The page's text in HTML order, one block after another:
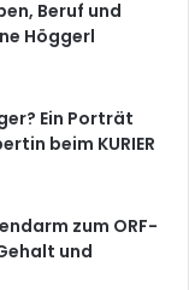
Beruf und
Höggerl
Ein Porträt
beim KURIER
zum ORF-
und